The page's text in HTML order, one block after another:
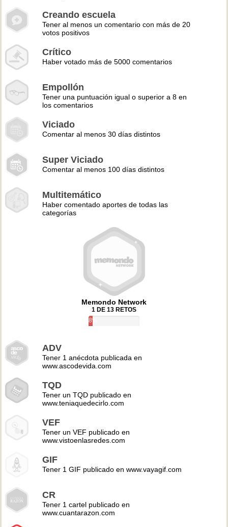
Creando escuela
Tener al menos un comentario con más de 20
votos positivos
Crítico
Haber votado más de 5000 comentarios
Empollón
Tener una puntuación igual o superior a 8 en
los comentarios
Viciado
Comentar al menos 30 días distintos
Super Viciado
Comentar al menos 100 días distintos
Multitemático
Haber comentado aportes de todas las
categorías
Memondo Network
1 DE 13 RETOS
8%
ADV
Tener 1 anécdota publicada en
www.ascodevida.com
TQD
Tener un TQD publicado en
www.teniaquedecirlo.com
VEF
Tener un VEF publicado en
www.vistoenlasredes.com
GIF
Tener 1 GIF publicado en www.vayagif.com
CR
Tener 1 cartel publicado en
www.cuantarazon.com